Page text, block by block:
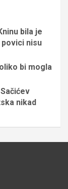
bila je
nisu
bi mogla
Sačićev
nikad